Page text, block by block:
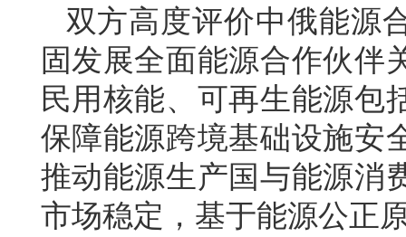
双方高度评价中俄能源
固发展全面能源合作伙伴
民用核能、可再生能源包
保障能源跨境基础设施安
推动能源生产国与能源消
市场稳定，基于能源公正